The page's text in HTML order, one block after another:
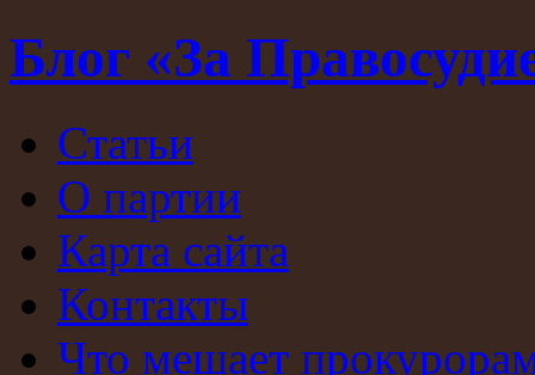
Блог «За
Статьи
О партии
Карта сайта
Контакты
Что мешает